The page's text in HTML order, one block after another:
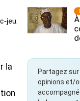
jeu.
la
Partagez
opinions et/